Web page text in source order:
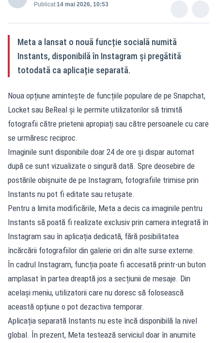
Publicat:14 mai 2026, 10:53
Meta a lansat o nouă funcție socială numită
Instants, disponibilă în Instagram și pregătită
totodată ca aplicație separată.
Noua opțiune amintește de funcțiile populare de pe Snapchat,
Locket sau BeReal și le permite utilizatorilor să trimită
fotografii către prietenii apropiați sau către persoanele cu care
se urmăresc reciproc.
Imaginile sunt disponibile doar 24 de ore și dispar automat
după ce sunt vizualizate o singură dată. Spre deosebire de
postările obișnuite de pe Instagram, fotografiile trimise prin
Instants nu pot fi editate sau retușate.
Pentru a limita modificările, Meta a decis ca imaginile pentru
Instants să poată fi realizate exclusiv prin camera integrată în
Instagram sau în aplicația dedicată, fără posibilitatea
încărcării fotografiilor din galerie ori din alte surse externe.
În cadrul Instagram, funcția poate fi accesată printr-un buton
amplasat în partea dreaptă jos a secțiunii de mesaje. Din
același meniu, utilizatorii care nu doresc să folosească
această opțiune o pot dezactiva temporar.
Aplicația separată Instants nu este încă disponibilă la nivel
global. În prezent, Meta testează serviciul doar în anumite